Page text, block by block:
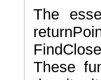
The
These